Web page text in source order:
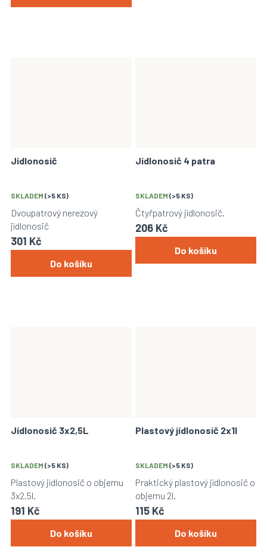
Jídlonosič
SKLADEM (>5 KS)
301 Kč
Do košíku
Dvoupatrový nerezový
jídlonosič
Jídlonosič 4 patra
SKLADEM (>5 KS)
206 Kč
Do košíku
Čtyřpatrový jídlonosič.
Jídlonosič 3x2,5L
SKLADEM (>5 KS)
191 Kč
Do košíku
Plastový jídlonosič o objemu
3x2,5l.
Plastový jídlonosič 2x1l
SKLADEM (>5 KS)
115 Kč
Do košíku
Praktický plastový jídlonosič o
objemu 2l.